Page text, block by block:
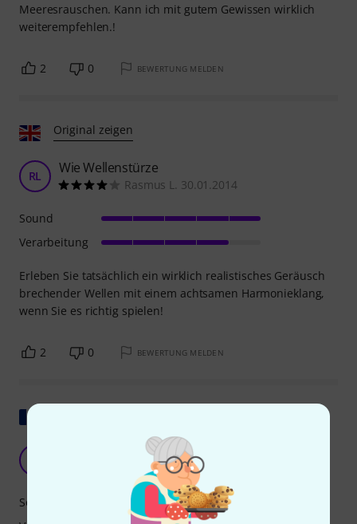
Meeresrauschen. Kann ich mit gutem Gewissen wirklich
weiterempfehlen.!
2 0 BEWERTUNG MELDEN
Original zeigen
RL Wie Wellenstürze
Rasmus L. 30.01.2014
Erleben Sie tatsächlich ein wirklich realistisches Geräusch
brechender Wellen mit einem achtsamen Harmonieklang,
wenn Sie es richtig spielen!
Sound
Verarbeitung
2 0 BEWERTUNG MELDEN
Anonym 05.03.2016
Sound